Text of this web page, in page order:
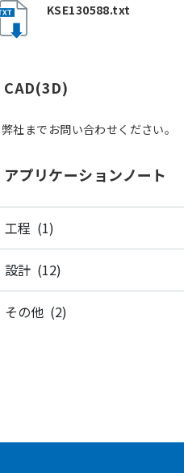
KSE130588.txt
CAD(3D)
弊社までお問い合わせください。
アプリケーションノート
工程 (1)
設計 (12)
その他 (2)